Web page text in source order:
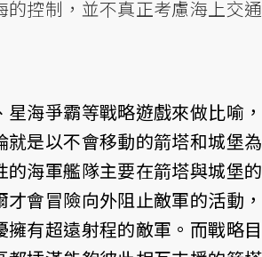
的控制，並不真正考慮海上交通
海爭霸等戰略遊戲來做比喻，
就是以不會移動的箭塔和城堡為
的海軍艦隊主要在箭塔與城堡的
會冒險向外阻止敵軍的活動，
有超遠射程的敵軍。而戰略目